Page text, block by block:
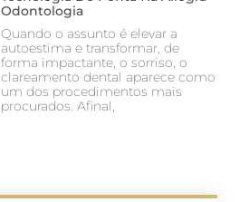
Odontologia
Quando o assunto é elevar a
autoestima e transformar, de
forma impactante, o sorriso, o
clareamento dental aparece como
um dos procedimentos mais
procurados. Afinal,